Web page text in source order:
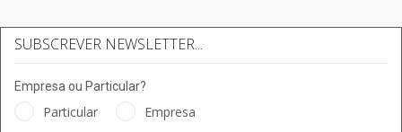
SUBSCREVER NEWSLETTER...
Empresa ou Particular?
Particular Empresa